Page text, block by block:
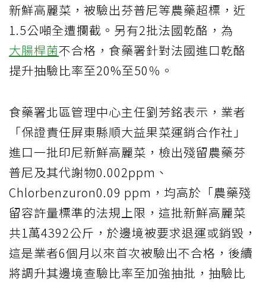
新鮮高麗菜，被驗出芬普尼等農藥超標，近
1.5公噸全遭攔截。另有2批法國乾酪，為
大腸桿菌不合格，食藥署針對法國進口乾酪
提升抽驗比率至20%至50％。
食藥署北區管理中心主任劉芳銘表示，業者
「保證責任屏東縣順大益果菜運銷合作社」
進口一批印尼新鮮高麗菜，檢出殘留農藥芬
普尼及其代謝物0.002ppm、
Chlorbenzuron0.09 ppm，均高於「農藥殘
留容許量標準的法規上限，這批新鮮高麗菜
共1萬4392公斤，於邊境被要求退運或銷毀，
這是業者6個月以來首次被驗出不合格，後續
將調升其邊境查驗比率至加強抽批，抽驗比